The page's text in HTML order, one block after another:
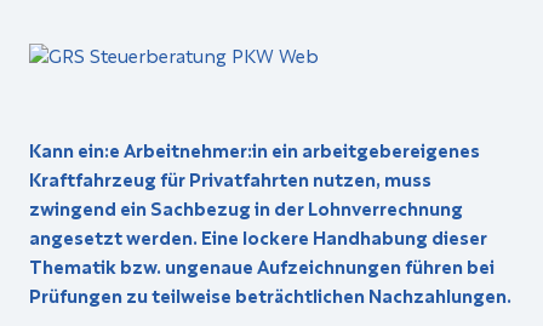
Kann ein:e Arbeitnehmer:in ein arbeitgebereigenes
Kraftfahrzeug für Privatfahrten nutzen, muss
zwingend ein Sachbezug in der Lohnverrechnung
angesetzt werden. Eine lockere Handhabung dieser
Thematik bzw. ungenaue Aufzeichnungen führen bei
Prüfungen zu teilweise beträchtlichen Nachzahlungen.